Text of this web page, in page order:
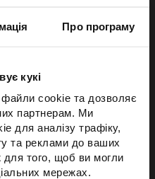
Про програму
кукі
cookie та дозволяє
партнерам. Ми
для аналізу трафіку,
та реклами до ваших
для того, щоб ви могли
мережах.